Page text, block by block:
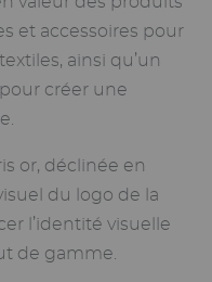
et accessoires pour
ainsi qu’un
créer une
or, déclinée en
du logo de la
l’identité visuelle
de gamme.